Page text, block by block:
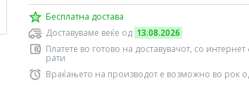
Бесплатна достава
Доставуваме веќе од 13.08.2026
Платете во готово на доставувачот, со
рати
Враќањето на производот е возможно во рок